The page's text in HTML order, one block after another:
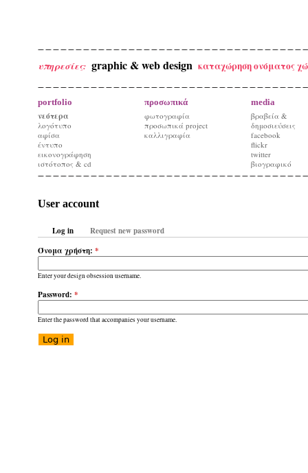
υπηρεσίες: graphic & web design καταχώρηση ονόματος
portfolio
νεότερα
λογότυπο
αφίσα
έντυπο
εικονογράφηση
ιστότοπος & cd
προσωπικά
φωτογραφία
προσωπικά project
καλλιγραφία
media
βραβεία &
δημοσιεύσεις
facebook
flickr
twitter
βιογραφικό
User account
Log in
Request new password
Όνομα χρήστη: *
Enter your design obsession username.
Password: *
Enter the password that accompanies your username.